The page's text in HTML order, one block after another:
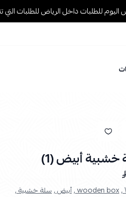
داخل الرياض للطلبات التي تتجاوز 199 ريال🚚
أبيض (1)
wooden box , أبيض ,سلة خشبية ,